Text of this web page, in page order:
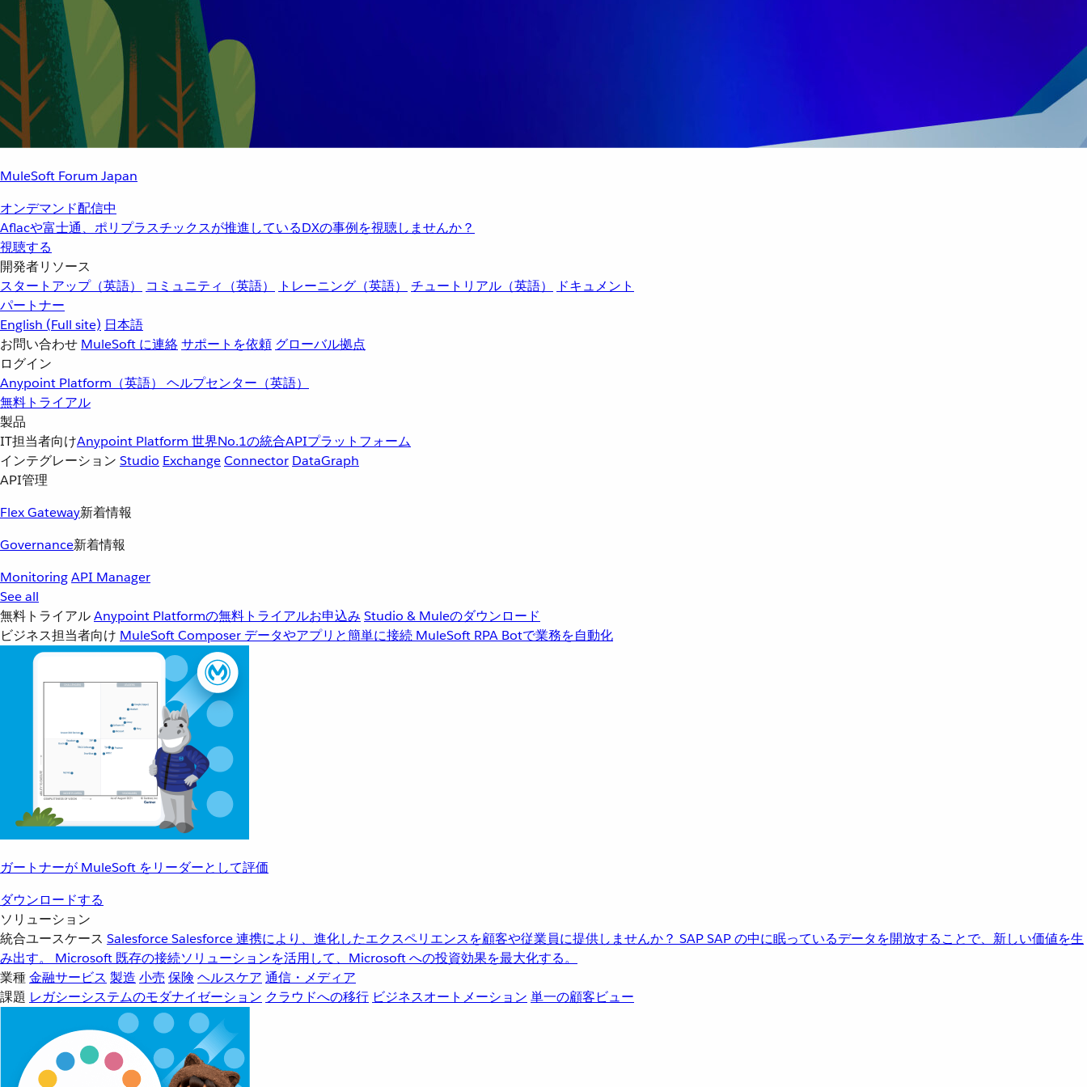
MuleSoft Forum Japan
オンデマンド配信中
Aflacや富士通、ポリプラスチックスが推進しているDXの事例を視聴しませんか？
視聴する
開発者リソース
スタートアップ（英語）
コミュニティ（英語） トレーニング（英語） チュートリアル（英語）
ドキュメント
パートナー
English (Full site) 日本語
お問い合わせ MuleSoft に連絡サポートを依頼 グローバル拠点
ログイン
Anypoint Platform（英語） ヘルプセンター（英語）
無料トライアル
製品
IT担当者向けAnypoint Platform 世界No.1の統合APIプラットフォーム
インテグレーション Studio ExchangeConnector DataGraph
API管理
Flex Gateway新着情報
Governance新着情報
MonitoringAPI Manager
See all
無料トライアルAnypoint Platformの無料トライアルお申込み Studio & Muleのダウンロード
ビジネス担当者向け MuleSoft Composer データやアプリと簡単に接続 MuleSoft RPA Botで業務を自動化
ガートナーが MuleSoft をリーダーとして評価
ダウンロードする
ソリューション
統合ユースケース SalesforceSalesforce 連携により、進化したエクスペリエンスを顧客や従業員に提供しませんか？ SAPSAP の中に眠っているデータを開放することで、新しい価値を生
み出す。
Microsoft 既存の接続ソリューションを活用して、Microsoft への投資効果を最大化する。
業種金融サービス 製造 小売 保険 ヘルスケア 通信・メディア
課題 レガシーシステムのモダナイゼーション クラウドへの移行 ビジネスオートメーション 単一の顧客ビュー